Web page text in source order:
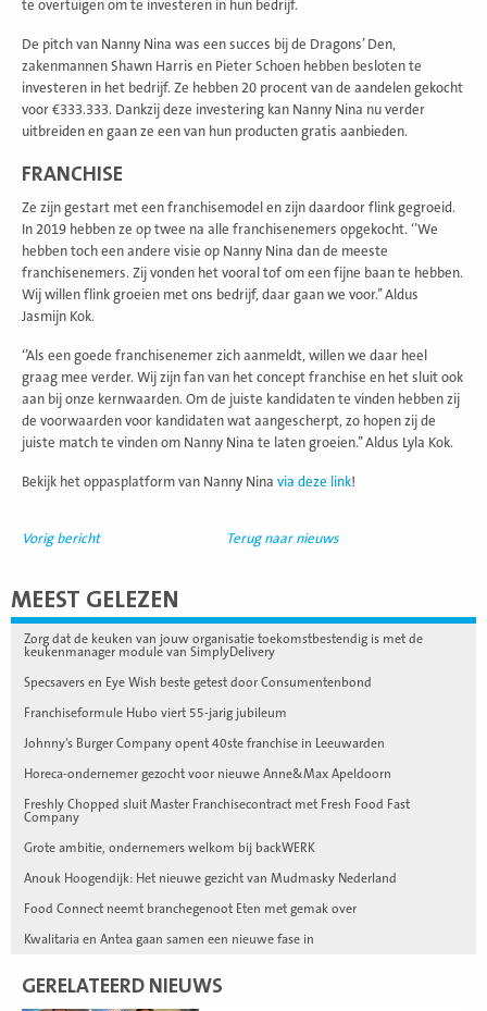
te overtuigen om te investeren in hun bedrijf.
De pitch van Nanny Nina was een succes bij de Dragons’ Den,
zakenmannen Shawn Harris en Pieter Schoen hebben besloten te
investeren in het bedrijf. Ze hebben 20 procent van de aandelen gekocht
voor €333.333. Dankzij deze investering kan Nanny Nina nu verder
uitbreiden en gaan ze een van hun producten gratis aanbieden.
FRANCHISE
Ze zijn gestart met een franchisemodel en zijn daardoor flink gegroeid.
In 2019 hebben ze op twee na alle franchisenemers opgekocht. ‘’We
hebben toch een andere visie op Nanny Nina dan de meeste
franchisenemers. Zij vonden het vooral tof om een fijne baan te hebben.
Wij willen flink groeien met ons bedrijf, daar gaan we voor.’’ Aldus
Jasmijn Kok.
‘’Als een goede franchisenemer zich aanmeldt, willen we daar heel
graag mee verder. Wij zijn fan van het concept franchise en het sluit ook
aan bij onze kernwaarden. Om de juiste kandidaten te vinden hebben zij
de voorwaarden voor kandidaten wat aangescherpt, zo hopen zij de
juiste match te vinden om Nanny Nina te laten groeien.’’ Aldus Lyla Kok.
Bekijk het oppasplatform van Nanny Nina via deze link!
Vorig bericht Terug naar nieuws
MEEST GELEZEN
Zorg dat de keuken van jouw organisatie toekomstbestendig is met de
keukenmanager module van SimplyDelivery
Specsavers en Eye Wish beste getest door Consumentenbond
Franchiseformule Hubo viert 55-jarig jubileum
Johnny’s Burger Company opent 40ste franchise in Leeuwarden
Horeca-ondernemer gezocht voor nieuwe Anne&Max Apeldoorn
Freshly Chopped sluit Master Franchisecontract met Fresh Food Fast
Company
Grote ambitie, ondernemers welkom bij backWERK
Anouk Hoogendijk: Het nieuwe gezicht van Mudmasky Nederland
Food Connect neemt branchegenoot Eten met gemak over
Kwalitaria en Antea gaan samen een nieuwe fase in
GERELATEERD NIEUWS